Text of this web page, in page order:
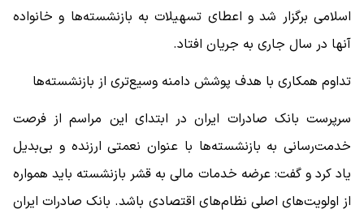
اسلامی برگزار شد و اعطای تسهیلات به بازنشسته‌ها و خانواده
آنها در سال جاری به جریان افتاد.
تداوم همکاری با هدف پوشش دامنه وسیع‌تری از بازنشسته‌ها
سرپرست بانک صادرات ایران در ابتدای این مراسم از فرصت
خدمت‌رسانی به بازنشسته‌ها با عنوان نعمتی ارزنده و بی‌بدیل
یاد کرد و گفت: عرضه خدمات مالی به قشر بازنشسته باید همواره
از اولویت‌های اصلی نظام‌های اقتصادی باشد. بانک صادرات ایران